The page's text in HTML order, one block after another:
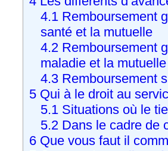
4.1Remboursement
santé et la mutuelle
4.2 Remboursement
maladie et la mutuelle
4.3Remboursement
5 Qui à le droit au
5.1Situations où le
5.2 Dans le cadre de
6 Que vous faut il